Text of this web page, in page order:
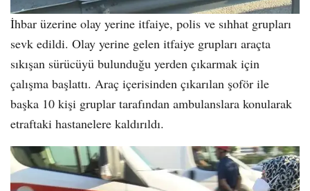
İhbar üzerine olay yerine itfaiye, polis ve sıhhat grupları
sevk edildi. Olay yerine gelen itfaiye grupları araçta
sıkışan sürücüyü bulunduğu yerden çıkarmak için
çalışma başlattı. Araç içerisinden çıkarılan şoför ile
başka 10 kişi gruplar tarafından ambulanslara konularak
etraftaki hastanelere kaldırıldı.